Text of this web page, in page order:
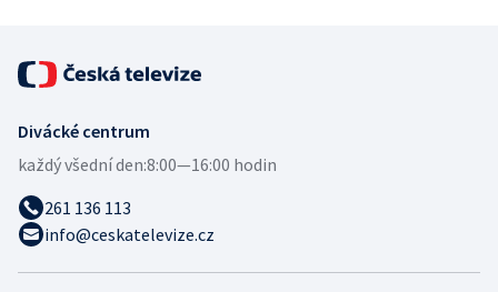
Divácké centrum
každý všední den:8:00—16:00 hodin
261 136 113
info@ceskatelevize.cz